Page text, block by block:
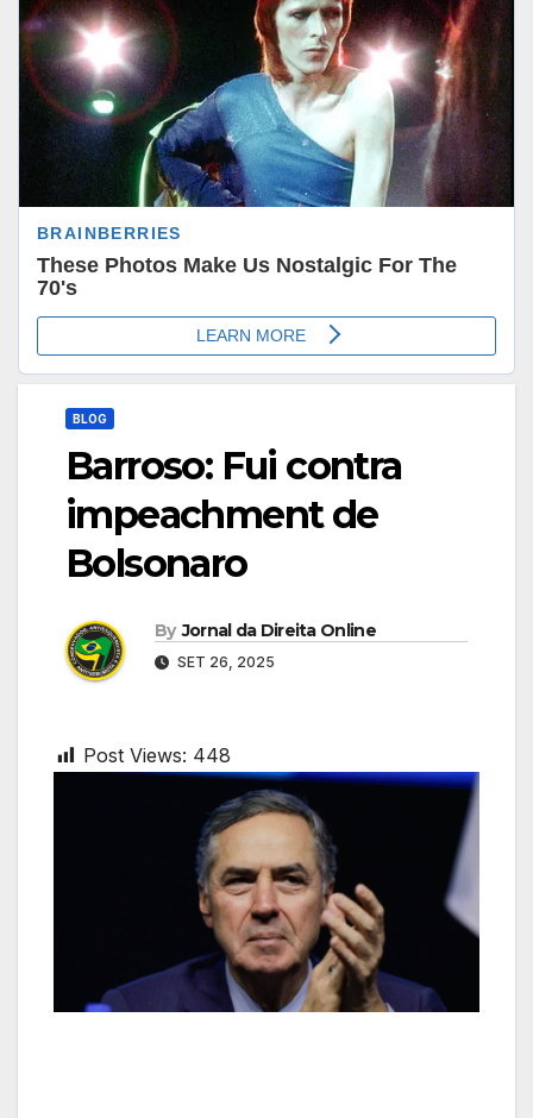
BLOG
Barroso: Fui contra
impeachment de
Bolsonaro
By Jornal da Direita Online
SET 26, 2025
Post Views: 448